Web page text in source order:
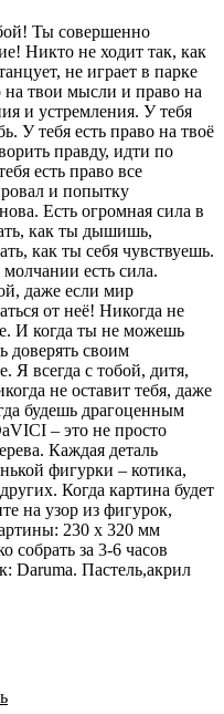
Ты совершенно
Никто не ходит так, как
не играет в парке
на твои мысли и право на
и устремления. У тебя
У тебя есть право на твоё
правду, идти по
есть право все
и попытку
Есть огромная сила в
как ты дышишь,
как ты себя чувствуешь.
есть сила.
даже если мир
от неё! Никогда не
И когда ты не можешь
доверять своим
Я всегда с тобой, дитя,
не оставит тебя, даже
будешь драгоценным
– это не просто
Каждая деталь
фигурки – котика,
Когда картина будет
на узор из фигурок,
230 x 320 мм
собрать за 3-6 часов
Daruma. Пастель,акрил